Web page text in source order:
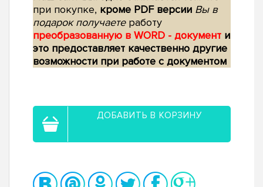
при покупке, кроме PDF версии Вы в
подарок получаетеработу
преобразованную в WORD - документ и
это предоставляет качественно другие
возможности при работе с документом
ДОБАВИТЬ В КОРЗИНУ